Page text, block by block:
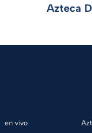
Azteca
en vivo